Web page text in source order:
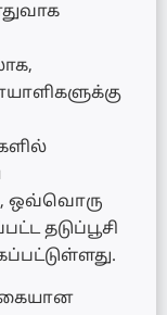
ஒவ்வொரு
தடுப்பூசி